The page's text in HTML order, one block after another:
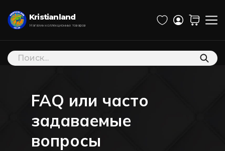
Kristianland
Магазин коллекционных товаров
Поиск
товаров
FAQ или часто
задаваемые
вопросы